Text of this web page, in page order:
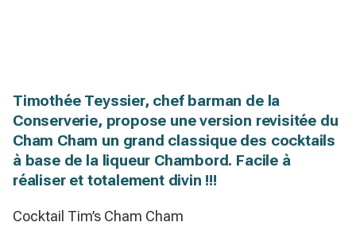
Timothée Teyssier, chef barman de la
Conserverie, propose une version revisitée du
Cham Cham un grand classique des cocktails
à base de la liqueur Chambord. Facile à
réaliser et totalement divin !!!
Cocktail Tim’s Cham Cham